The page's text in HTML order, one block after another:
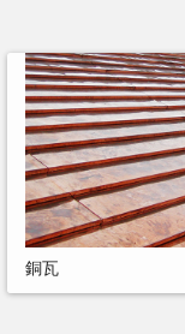
銅瓦